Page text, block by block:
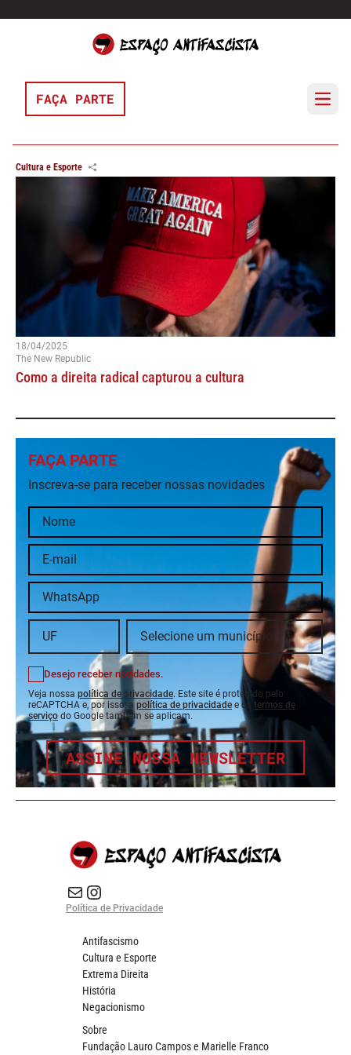
FAÇA PARTE Open
Cultura e Esporte
18/04/2025
The New Republic
Como a direita radical capturou a cultura
FAÇA PARTE
Inscreva-se para receber nossas novidades
Desejo receber novidades.
Veja nossa política de privacidade. Este site é protegido pelo
reCAPTCHA e, por isso, a política de privacidade e os termos de
serviço do Google também se aplicam.
ASSINE NOSSA NEWSLETTER
E-mail Instagram do Espaço Antifascista
Política de Privacidade
Antifascismo
Cultura e Esporte
Extrema Direita
História
Negacionismo
Sobre
Fundação Lauro Campos e Marielle Franco